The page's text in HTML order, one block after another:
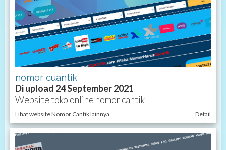
nomor cuantik
Di upload 24 September 2021
Website toko online nomor cantik
Lihat website Nomor Cantik lainnya Detail